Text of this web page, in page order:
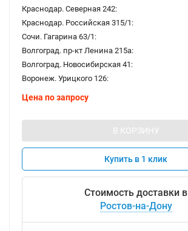
Краснодар. Северная 242:
Краснодар. Российская 315/1:
Сочи. Гагарина 63/1:
Волгоград. пр-кт Ленина 215а:
Волгоград. Новосибирская 41:
Воронеж. Урицкого 126:
Цена по запросу
В КОРЗИНУ
Купить в 1 клик
Стоимость доставки в
Ростов-на-Дону